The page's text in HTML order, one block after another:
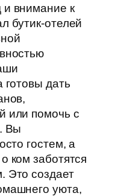
и внимание к
бутик-отелей
готовы дать
или помочь с
Вы
гостем, а
ком заботятся
Это создает
уютa,